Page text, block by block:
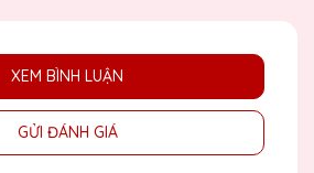
XEM BÌNH LUẬN
GỬI ĐÁNH GIÁ